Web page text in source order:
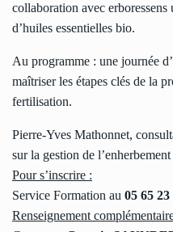
collaboration avec
d’huiles essentielles bio.
Au programme : une journée
maîtriser les étapes clés de la
fertilisation.
Pierre-Yves Mathonnet,
sur la gestion de
Pour s’inscrire :
Service Formation au 05 65 23
Renseignement